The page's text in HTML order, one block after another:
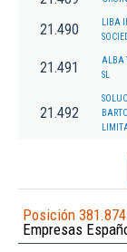
21.490
LIBA
21.491
ALBA
SL
21.492
Posición 381.874
Empresas